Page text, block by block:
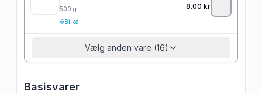
500 g
Bilka
8.00 kr
Vælg anden vare (16)
Basisvarer